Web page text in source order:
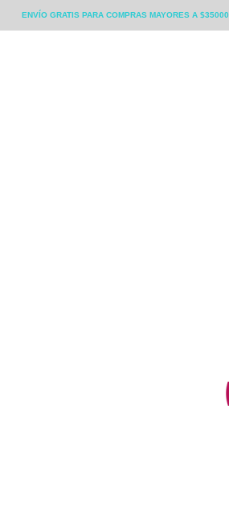
ENVÍO GRATIS PARA COMPRAS MAYORES A $35000